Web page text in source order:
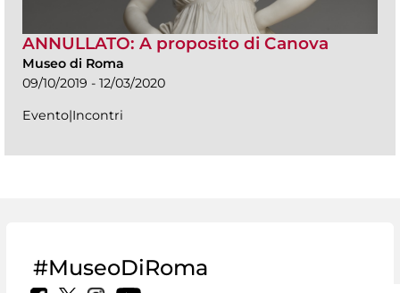
ANNULLATO: A proposito di Canova
Museo di Roma
09/10/2019 - 12/03/2020
Evento|Incontri
#MuseoDiRoma